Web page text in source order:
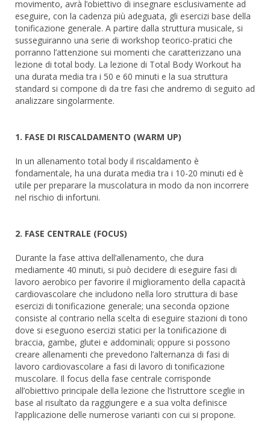
movimento, avrà l’obiettivo di insegnare esclusivamente ad
eseguire, con la cadenza più adeguata, gli esercizi base della
tonificazione generale. A partire dalla struttura musicale, si
susseguiranno una serie di workshop teorico-pratici che
porranno l’attenzione sui momenti che caratterizzano una
lezione di total body. La lezione di Total Body Workout ha
una durata media tra i 50 e 60 minuti e la sua struttura
standard si compone di da tre fasi che andremo di seguito ad
analizzare singolarmente.
1. FASE DI RISCALDAMENTO (WARM UP)
In un allenamento total body il riscaldamento è
fondamentale, ha una durata media tra i 10-20 minuti ed è
utile per preparare la muscolatura in modo da non incorrere
nel rischio di infortuni.
2. FASE CENTRALE (FOCUS)
Durante la fase attiva dell’allenamento, che dura
mediamente 40 minuti, si può decidere di eseguire fasi di
lavoro aerobico per favorire il miglioramento della capacità
cardiovascolare che includono nella loro struttura di base
esercizi di tonificazione generale; una seconda opzione
consiste al contrario nella scelta di eseguire stazioni di tono
dove si eseguono esercizi statici per la tonificazione di
braccia, gambe, glutei e addominali; oppure si possono
creare allenamenti che prevedono l’alternanza di fasi di
lavoro cardiovascolare a fasi di lavoro di tonificazione
muscolare. Il focus della fase centrale corrisponde
all’obiettivo principale della lezione che l’istruttore sceglie in
base al risultato da raggiungere e a sua volta definisce
l’applicazione delle numerose varianti con cui si propone.